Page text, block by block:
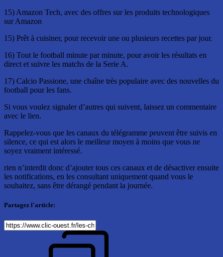
15) Amazon Tech, avec des offres sur les produits technologiques
sur Amazon
15) Prêt à cuisiner, pour recevoir une ou plusieurs recettes par jour.
16) Tout le football minute par minute, pour avoir les résultats en
direct et suivre les matchs de la Serie A.
17) Calcio Passione, une chaîne très populaire avec des nouvelles du
football pour les fans.
Si vous voulez signaler d’autres qui suivent, laissez un commentaire
avec le lien.
Rappelez-vous que les canaux du télégramme peuvent être suivis en
silence, ce qui est alors le meilleur moyen à moins que vous ne
soyez vraiment intéressé.
rien n’interdit donc d’ajouter tous ces canaux et de désactiver ensuite
les notifications, en les consultant uniquement quand vous le
souhaitez, sans être dérangé pendant la journée.
Partagez l'article: